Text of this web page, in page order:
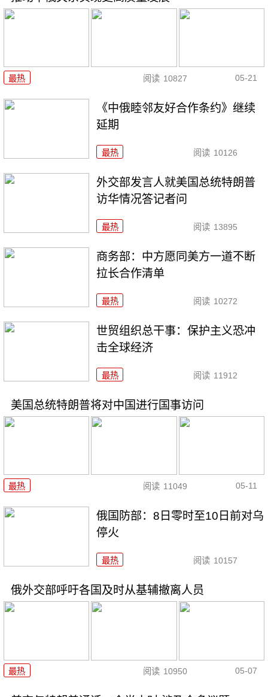
最热 阅读 10827 05-21
《中俄睦邻友好合作条约》继续
延期
最热 阅读 10126
外交部发言人就美国总统特朗普
访华情况答记者问
最热 阅读 13895
商务部：中方愿同美方一道不断
拉长合作清单
最热 阅读 10272
世贸组织总干事：保护主义恐冲
击全球经济
最热 阅读 11912
美国总统特朗普将对中国进行国事访问
最热 阅读 11049 05-11
俄国防部：8日零时至10日前对乌
停火
最热 阅读 10157
俄外交部呼吁各国及时从基辅撤离人员
最热 阅读 10950 05-07